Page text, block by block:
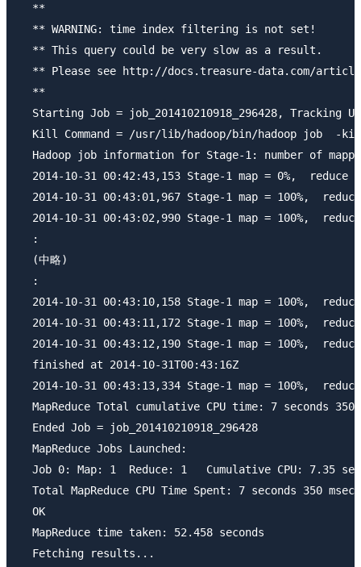
  **
  ** WARNING: time index filtering is not set!
  ** This query could be very slow as a result.
** Please see http://docs.treasure-data.com/
  **
Starting Job = job_201410210918_296428, Tracking
Kill Command = /usr/lib/hadoop/bin/hadoop job  -
Hadoop job information for Stage-1: number of
2014-10-31 00:42:43,153 Stage-1 map = 0%,  reduce
2014-10-31 00:43:01,967 Stage-1 map = 100%,
2014-10-31 00:43:02,990 Stage-1 map = 100%,
  :
  (中略)
  :
2014-10-31 00:43:10,158 Stage-1 map = 100%,
2014-10-31 00:43:11,172 Stage-1 map = 100%,
2014-10-31 00:43:12,190 Stage-1 map = 100%,
  finished at 2014-10-31T00:43:16Z
2014-10-31 00:43:13,334 Stage-1 map = 100%,
MapReduce Total cumulative CPU time: 7 seconds 350
  Ended Job = job_201410210918_296428
  MapReduce Jobs Launched:
Job 0: Map: 1  Reduce: 1   Cumulative CPU: 7.35
  Total MapReduce CPU Time Spent: 7 seconds 350 msec
  OK
  MapReduce time taken: 52.458 seconds
  Fetching results...